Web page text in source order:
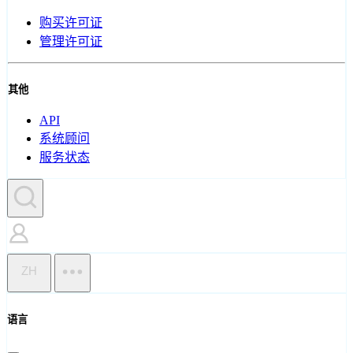
购买许可证
管理许可证
其他
API
系统顾问
服务状态
ZH
语言